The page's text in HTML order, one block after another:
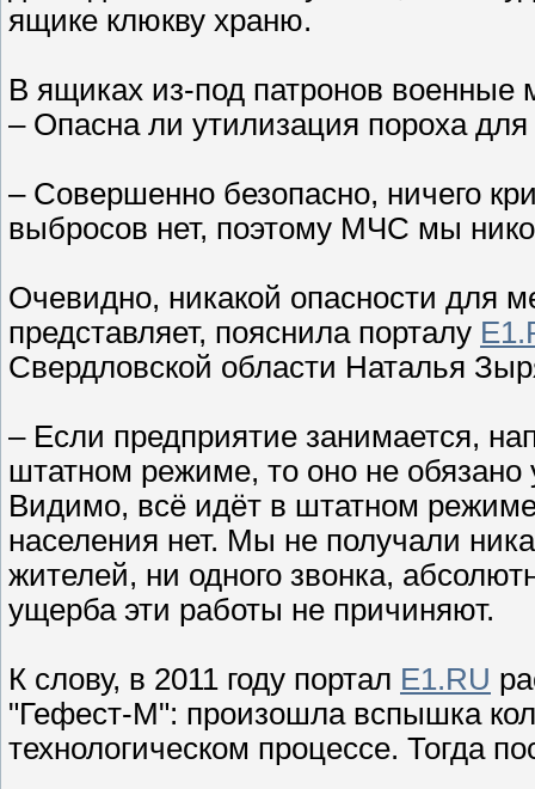
ящике клюкву храню.
В ящиках из-под патронов военные
– Опасна ли утилизация пороха
– Совершенно безопасно, ничего
выбросов нет, поэтому МЧС мы
Очевидно, никакой опасности для
представляет, пояснила порталу
Свердловской области Наталья
– Если предприятие занимается,
штатном режиме, то оно не
Видимо, всё идёт в штатном
населения нет. Мы не получали
жителей, ни одного звонка,
ущерба эти работы не причиняют.
К слову, в 2011 году портал E1.RU
"Гефест-М": произошла вспышка
технологическом процессе. Тогда